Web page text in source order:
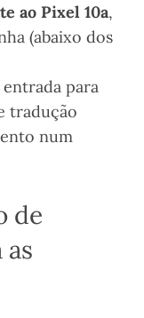
ao Pixel 10a,
(abaixo dos
para
tradução
num
de